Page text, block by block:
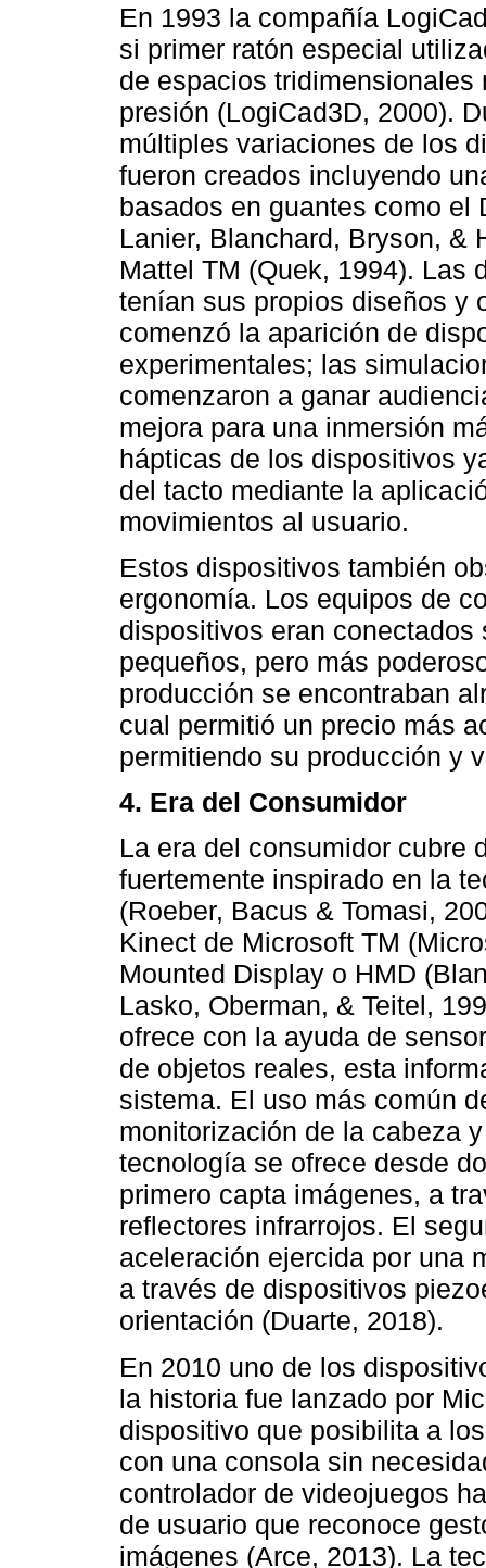
En 1993 la compañía
si primer ratón especial
de espacios
presión (LogiCad3D, 2000).
múltiples variaciones de los
fueron creados incluyendo
basados en guantes como el
Lanier, Blanchard, Bryson, &
Mattel TM (Quek, 1994). Las
tenían sus propios diseños y
comenzó la aparición de
experimentales; las
comenzaron a ganar
mejora para una inmersión
hápticas de los dispositivos
del tacto mediante la
movimientos al usuario.
Estos dispositivos también
ergonomía. Los equipos de
dispositivos eran
pequeños, pero más
producción se encontraban
cual permitió un precio más
permitiendo su producción y
4. Era del Consumidor
La era del consumidor cubre
fuertemente inspirado en la
(Roeber, Bacus & Tomasi,
Kinect de Microsoft TM
Mounted Display o HMD
Lasko, Oberman, & Teitel,
ofrece con la ayuda de
de objetos reales, esta
sistema. El uso más común
monitorización de la cabeza
tecnología se ofrece desde
primero capta imágenes, a
reflectores infrarrojos. El
aceleración ejercida por una
a través de dispositivos
orientación (Duarte, 2018).
En 2010 uno de los
la historia fue lanzado por
dispositivo que posibilita a
con una consola sin
controlador de videojuegos
de usuario que reconoce
imágenes (Arce, 2013). La